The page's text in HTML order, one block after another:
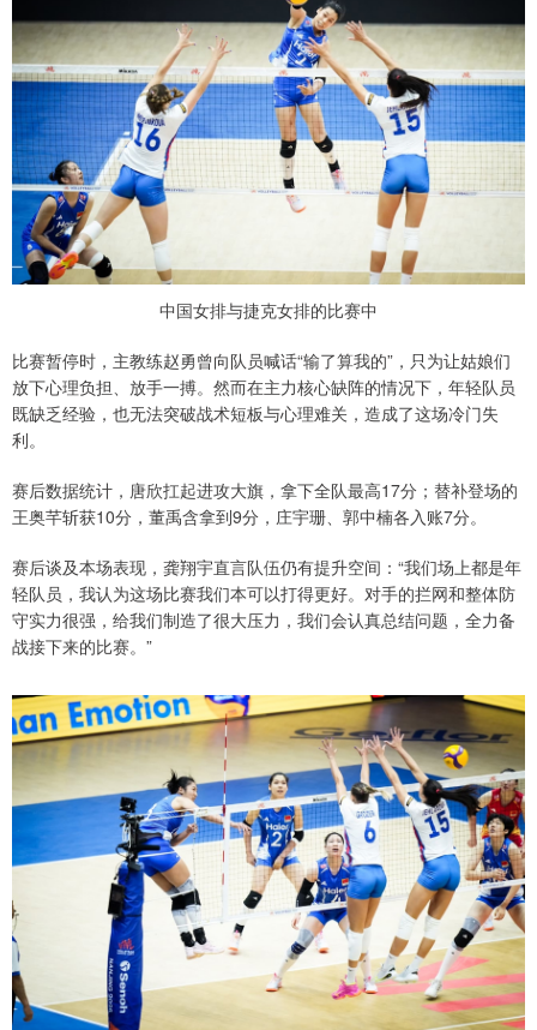
中国女排与捷克女排的比赛中
比赛暂停时，主教练赵勇曾向队员喊话“输了算我的”，只为让姑娘们
放下心理负担、放手一搏。然而在主力核心缺阵的情况下，年轻队员
既缺乏经验，也无法突破战术短板与心理难关，造成了这场冷门失
利。
赛后数据统计，唐欣扛起进攻大旗，拿下全队最高17分；替补登场的
王奥芊斩获10分，董禹含拿到9分，庄宇珊、郭中楠各入账7分。
赛后谈及本场表现，龚翔宇直言队伍仍有提升空间：“我们场上都是年
轻队员，我认为这场比赛我们本可以打得更好。对手的拦网和整体防
守实力很强，给我们制造了很大压力，我们会认真总结问题，全力备
战接下来的比赛。”